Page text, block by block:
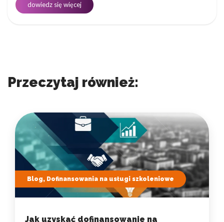
dowiedz się więcej
Przeczytaj również:
Blog, Dofinansowania na usługi szkoleniowe
Jak uzyskać dofinansowanie na